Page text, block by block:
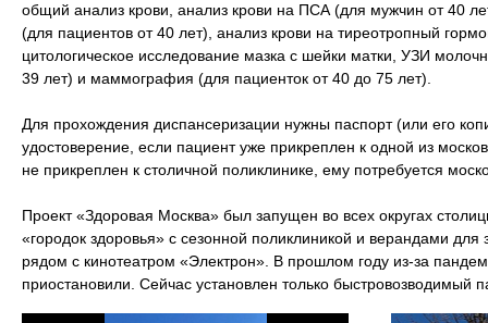
общий анализ крови, анализ крови на ПСА (для мужчин от 40
(для пациентов от 40 лет), анализ крови на тиреотропный
цитологическое исследование мазка с шейки матки, УЗИ
39 лет) и маммография (для пациенток от 40 до 75 лет).
Для прохождения диспансеризации нужны паспорт (или его
удостоверение, если пациент уже прикреплен к одной из
не прикреплен к столичной поликлинике, ему потребуется
Проект «Здоровая Москва» был запущен во всех округах
«городок здоровья» с сезонной поликлиникой и верандами для
рядом с кинотеатром «Электрон». В прошлом году из-за
приостановили. Сейчас установлен только быстровозводимый